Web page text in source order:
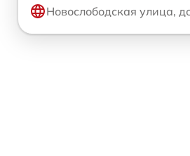
Новослободская улица,